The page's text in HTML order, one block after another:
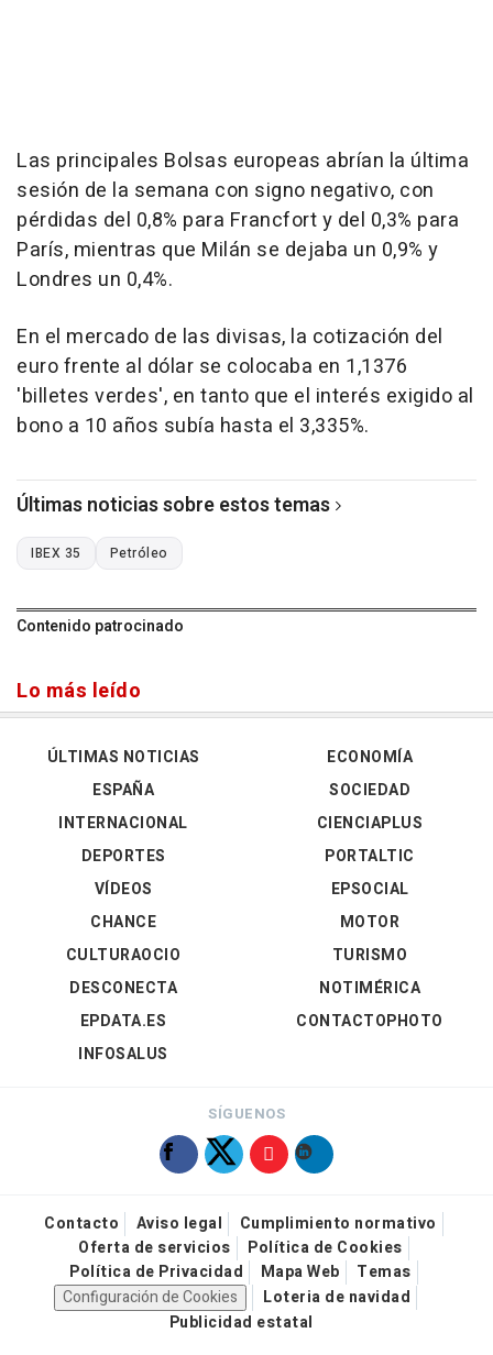
Las principales Bolsas europeas abrían la última
sesión de la semana con signo negativo, con
pérdidas del 0,8% para Francfort y del 0,3% para
París, mientras que Milán se dejaba un 0,9% y
Londres un 0,4%.
En el mercado de las divisas, la cotización del
euro frente al dólar se colocaba en 1,1376
'billetes verdes', en tanto que el interés exigido al
bono a 10 años subía hasta el 3,335%.
Últimas noticias sobre estos temas
IBEX 35 Petróleo
Contenido patrocinado
Lo más leído
ÚLTIMAS NOTICIAS
ESPAÑA
INTERNACIONAL
DEPORTES
VÍDEOS
ECONOMÍA
SOCIEDAD
CIENCIAPLUS
PORTALTIC
EPSOCIAL
CHANCE
CULTURAOCIO
DESCONECTA
EPDATA.ES
INFOSALUS
MOTOR
TURISMO
NOTIMÉRICA
CONTACTOPHOTO
SÍGUENOS
Contacto Aviso legal
Cumplimiento normativo
Oferta de servicios
Política de Cookies
Política de Privacidad
Mapa Web
Temas
Configuración de Cookies
Loteria de navidad
Publicidad estatal